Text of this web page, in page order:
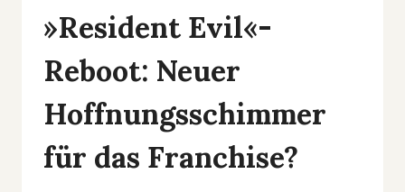
»Resident Evil«-
Reboot: Neuer
Hoffnungsschimmer
für das Franchise?